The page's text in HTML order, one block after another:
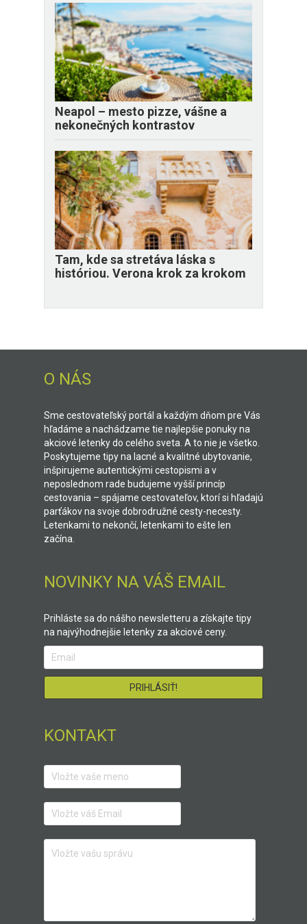
Neapol – mesto pizze, vášne a
nekonečných kontrastov
Tam, kde sa stretáva láska s
históriou. Verona krok za krokom
O NÁS
Sme cestovateľský portál a každým dňom pre Vás
hľadáme a nachádzame tie najlepšie ponuky na
akciové letenky do celého sveta. A to nie je všetko.
Poskytujeme tipy na lacné a kvalitné ubytovanie,
inšpirujeme autentickými cestopismi a v
neposlednom rade budujeme vyšší princíp
cestovania – spájame cestovateľov, ktorí si hľadajú
parťákov na svoje dobrodružné cesty-necesty.
Letenkami to nekončí, letenkami to ešte len
začína.
NOVINKY NA VÁŠ EMAIL
Prihláste sa do nášho newsletteru a získajte tipy
na najvýhodnejšie letenky za akciové ceny.
KONTAKT